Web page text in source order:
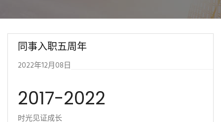
同事入职五周年
2022年12月08日
2017-2022
时光见证成长